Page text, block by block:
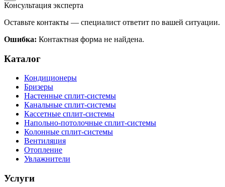
Консультация эксперта
Оставьте контакты — специалист ответит по вашей ситуации.
Ошибка: Контактная форма не найдена.
Каталог
Кондиционеры
Бризеры
Настенные сплит-системы
Канальные сплит-системы
Кассетные сплит-системы
Напольно-потолочные сплит-системы
Колонные сплит-системы
Вентиляция
Отопление
Увлажнители
Услуги